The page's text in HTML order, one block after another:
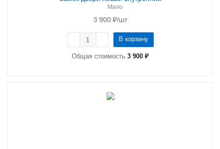
Мало
3 900 ₽/шт
В корзину
Общая стоимость 3 900 ₽